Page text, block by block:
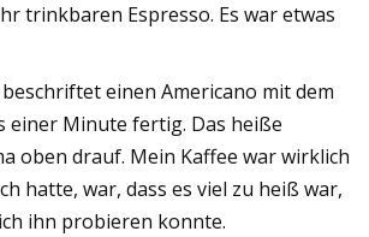
trinkbaren Espresso. Es war etwas
einen Americano mit dem
einer Minute fertig. Das heiße
oben drauf. Mein Kaffee war wirklich
hatte, war, dass es viel zu heiß war,
ihn probieren konnte.